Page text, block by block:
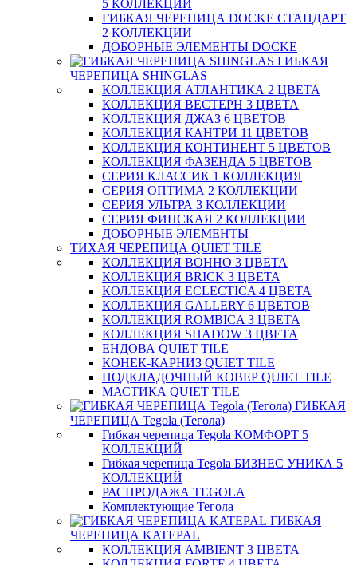
5 КОЛЛЕКЦИЙ
ГИБКАЯ ЧЕРЕПИЦА DOCKE СТАНДАРТ
2 КОЛЛЕКЦИИ
ДОБОРНЫЕ ЭЛЕМЕНТЫ DOCKE
ГИБКАЯ
ЧЕРЕПИЦА SHINGLAS
КОЛЛЕКЦИЯ АТЛАНТИКА 2 ЦВЕТА
КОЛЛЕКЦИЯ ВЕСТЕРН 3 ЦВЕТА
КОЛЛЕКЦИЯ ДЖАЗ 6 ЦВЕТОВ
КОЛЛЕКЦИЯ КАНТРИ 11 ЦВЕТОВ
КОЛЛЕКЦИЯ КОНТИНЕНТ 5 ЦВЕТОВ
КОЛЛЕКЦИЯ ФАЗЕНДА 5 ЦВЕТОВ
СЕРИЯ КЛАССИК 1 КОЛЛЕКЦИЯ
СЕРИЯ ОПТИМА 2 КОЛЛЕКЦИИ
СЕРИЯ УЛЬТРА 3 КОЛЛЕКЦИИ
СЕРИЯ ФИНСКАЯ 2 КОЛЛЕКЦИИ
ДОБОРНЫЕ ЭЛЕМЕНТЫ
ТИХАЯ ЧЕРЕПИЦА QUIET TILE
КОЛЛЕКЦИЯ BOHHO 3 ЦВЕТА
КОЛЛЕКЦИЯ BRICK 3 ЦВЕТА
КОЛЛЕКЦИЯ ECLECTICA 4 ЦВЕТА
КОЛЛЕКЦИЯ GALLERY 6 ЦВЕТОВ
КОЛЛЕКЦИЯ ROMBICA 3 ЦВЕТА
КОЛЛЕКЦИЯ SHADOW 3 ЦВЕТА
ЕНДОВА QUIET TILE
КОНЕК-КАРНИЗ QUIET TILE
ПОДКЛАДОЧНЫЙ КОВЕР QUIET TILE
МАСТИКА QUIET TILE
ГИБКАЯ
ЧЕРЕПИЦА Tegola (Тегола)
Гибкая черепица Tegola КОМФОРТ 5
КОЛЛЕКЦИЙ
Гибкая черепица Tegola БИЗНЕС УНИКА 5
КОЛЛЕКЦИЙ
РАСПРОДАЖА TEGOLA
Комплектующие Тегола
ГИБКАЯ
ЧЕРЕПИЦА KATEPAL
КОЛЛЕКЦИЯ AMBIENT 3 ЦВЕТА